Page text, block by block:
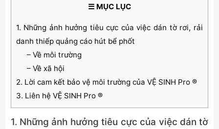
☰ MỤC LỤC
1. Những ảnh hưởng tiêu cực của việc dán tờ rơi, rải
danh thiếp quảng cáo hút bể phốt
– Về môi trường
– Về xã hội
2. Lời cam kết bảo vệ môi trường của VỆ SINH Pro ®
3. Liên hệ VỆ SINH Pro ®
1. Những ảnh hưởng tiêu cực của việc dán tờ